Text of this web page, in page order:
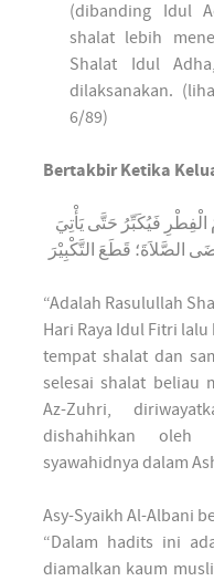
(dibanding Idul
shalat lebih
Shalat Idul
dilaksanakan.
6/89)
Bertakbir Ketika
فَيُكَبِّرُ حَتَّى يَأْتِيَ
الصَّلاَةَ؛ قَطَعَ التَّكْبِيْرَ
“Adalah Rasulullah
Hari Raya Idul Fitri
tempat shalat dan
selesai shalat beliau
Az-Zuhri,
dishahihkan oleh
syawahidnya dalam
Asy-Syaikh Al-Albani
“Dalam hadits ini
diamalkan kaum